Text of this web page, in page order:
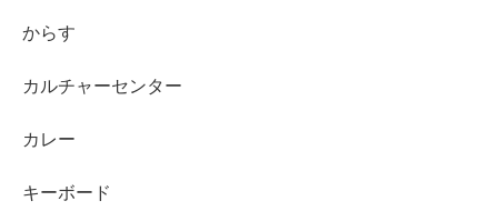
からす
カルチャーセンター
カレー
キーボード